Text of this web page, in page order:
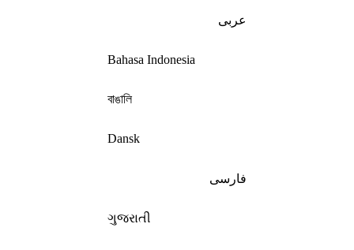
عربى
Bahasa Indonesia
বাঙালি
Dansk
فارسی
ગુજરાતી